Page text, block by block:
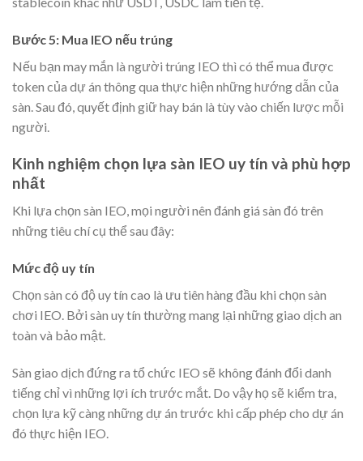
Bước 5: Mua IEO nếu trúng
Nếu bạn may mắn là người trúng IEO thì có thể mua được
token của dự án thông qua thực hiện những hướng dẫn của
sàn. Sau đó, quyết định giữ hay bán là tùy vào chiến lược mỗi
người.
Kinh nghiệm chọn lựa sàn IEO uy tín và phù hợp
nhất
Khi lựa chọn sàn IEO, mọi người nên đánh giá sàn đó trên
những tiêu chí cụ thể sau đây:
Mức độ uy tín
Chọn sàn có độ uy tín cao là ưu tiên hàng đầu khi chọn sàn
chơi IEO. Bởi sàn uy tín thường mang lại những giao dịch an
toàn và bảo mật.
Sàn giao dịch đứng ra tổ chức IEO sẽ không đánh đổi danh
tiếng chỉ vì những lợi ích trước mắt. Do vậy họ sẽ kiểm tra,
chọn lựa kỹ càng những dự án trước khi cấp phép cho dự án
đó thực hiện IEO.